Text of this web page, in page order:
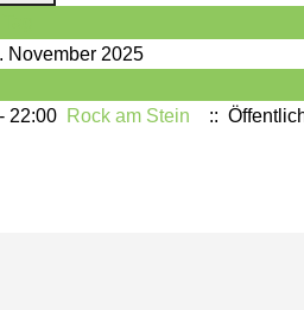
November 2025
22:00 Rock am Stein ::